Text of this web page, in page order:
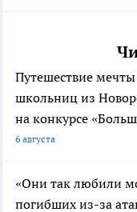
Путешествие
школьниц из
на конкурсе
6 августа
«Они так любили
погибших из-за